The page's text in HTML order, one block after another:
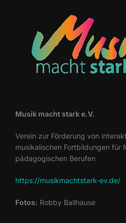
Musik macht stark e.V.
Verein zur Förderung von
musikalischen Fortbildungen für
pädagogischen Berufen
https://musikmachtstark-ev.de/
Fotos: Robby Ballhause